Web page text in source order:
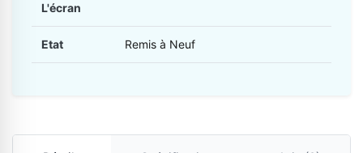
L'écran
Etat Remis à Neuf